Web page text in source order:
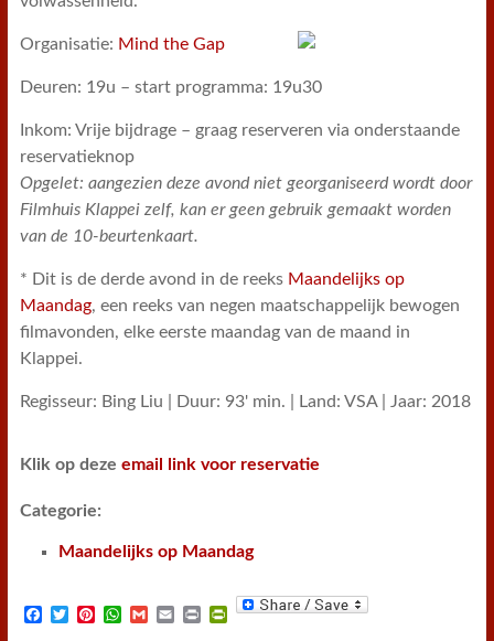
Organisatie: Mind the Gap
Deuren: 19u – start programma: 19u30
Inkom: Vrije bijdrage – graag reserveren via onderstaande
reservatieknop
Opgelet: aangezien deze avond niet georganiseerd wordt door
Filmhuis Klappei zelf, kan er geen gebruik gemaakt worden
van de 10-beurtenkaart.
* Dit is de derde avond in de reeks Maandelijks op
Maandag, een reeks van negen maatschappelijk bewogen
filmavonden, elke eerste maandag van de maand in
Klappei.
Regisseur: Bing Liu | Duur: 93' min. | Land: VSA | Jaar: 2018
Klik op deze email link voor reservatie
Categorie:
Maandelijks op Maandag
W
G
P